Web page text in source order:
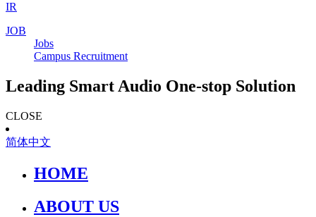
IR
JOB
Jobs
Campus Recruitment
Leading Smart Audio One-stop Solution
CLOSE
简体中文
HOME
ABOUT US